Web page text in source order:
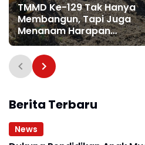
TMMD Ke-129 Tak Hanya
Membangun, Tapi Juga
Menanam Harapan
Melalui Ketahanan
Pangan
Berita Terbaru
News